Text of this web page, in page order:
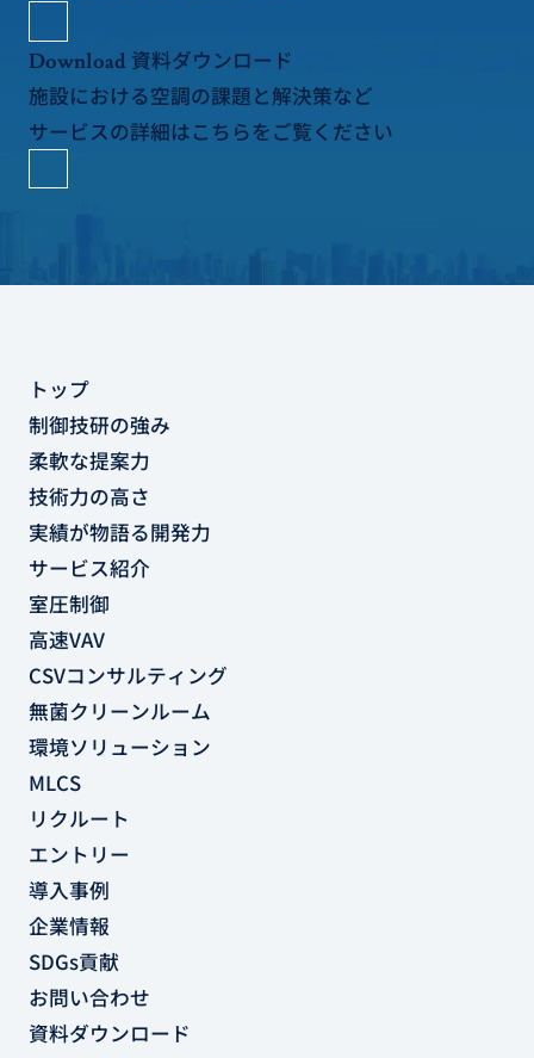
Download 資料ダウンロード
施設における空調の課題と解決策など
サービスの詳細はこちらをご覧ください
トップ
制御技研の強み
柔軟な提案力
技術力の高さ
実績が物語る開発力
サービス紹介
室圧制御
高速VAV
CSVコンサルティング
無菌クリーンルーム
環境ソリューション
MLCS
リクルート
エントリー
導入事例
企業情報
SDGs貢献
お問い合わせ
資料ダウンロード